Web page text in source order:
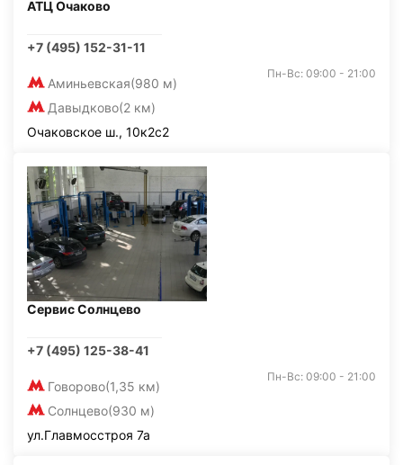
АТЦ Очаково
+7 (495) 152-31-11
Аминьевская(980 м)
Давыдково(2 км)
Пн-Вс: 09:00 - 21:00
Очаковское ш., 10к2с2
Сервис Солнцево
+7 (495) 125-38-41
Говорово(1,35 км)
Солнцево(930 м)
Пн-Вс: 09:00 - 21:00
ул.Главмосстроя 7а